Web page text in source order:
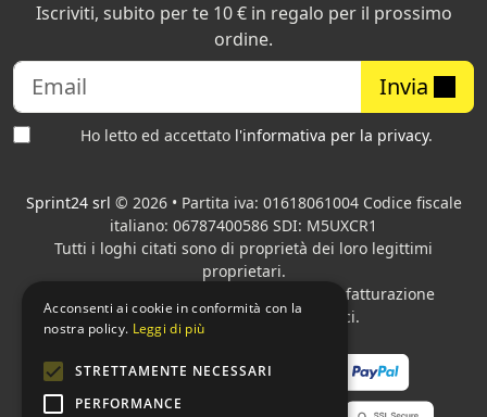
Iscriviti, subito per te 10 € in regalo per il prossimo
ordine.
Invia
Ho letto ed accettato l'informativa per la privacy.
Sprint24 srl © 2026 • Partita iva: 01618061004 Codice fiscale
italiano: 06787400586 SDI: M5UXCR1
Tutti i loghi citati sono di proprietà dei loro legittimi
proprietari.
adibita alla fatturazione
elettronica per gli Enti pubblici.
Acconsenti ai cookie in conformità con la
nostra policy. Leggi di più
STRETTAMENTE NECESSARI
PERFORMANCE